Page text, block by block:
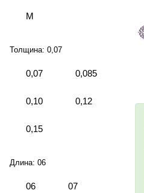
M
Толщина: 0,07
0,07 0,085
0,10 0,12
0,15
Длина: 06
06 07